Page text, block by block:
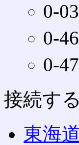
0-
0-
0-
接続す
東海